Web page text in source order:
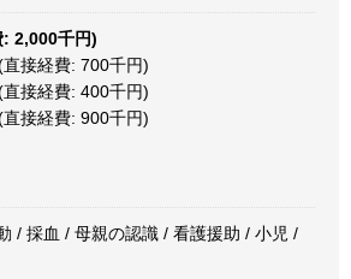
2,000千円)
接経費: 700千円)
接経費: 400千円)
接経費: 900千円)
/ 採血 / 母親の認識 / 看護援助 / 小児 /